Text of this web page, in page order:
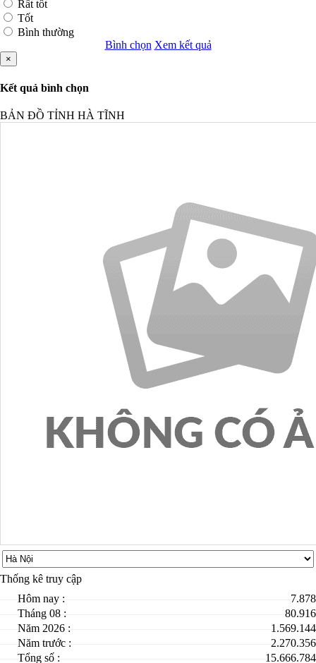
Rất tốt
Tốt
Bình thường
Bình chọn Xem kết quả
×
Kết quả bình chọn
BẢN ĐỒ TỈNH HÀ TĨNH
Thống kê truy cập
Hôm nay :
7.878
Tháng 08 :
80.916
Năm 2026 :
1.569.144
Năm trước :
2.270.356
Tổng số :
15.666.784